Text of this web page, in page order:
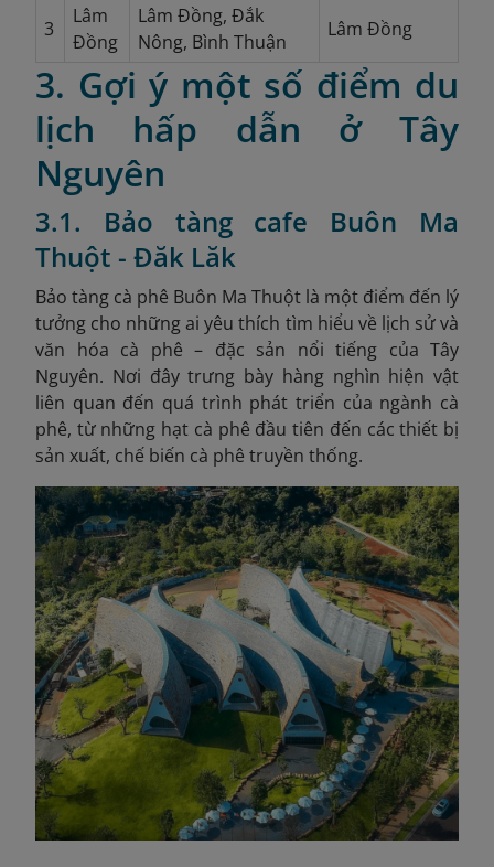
3
Lâm
Đồng
Lâm Đồng, Đắk
Nông, Bình Thuận
Lâm Đồng
3. Gợi ý một số điểm du
lịch hấp dẫn ở Tây
Nguyên
3.1. Bảo tàng cafe Buôn Ma
Thuột - Đăk Lăk
Bảo tàng cà phê Buôn Ma Thuột là một điểm đến lý
tưởng cho những ai yêu thích tìm hiểu về lịch sử và
văn hóa cà phê – đặc sản nổi tiếng của Tây
Nguyên. Nơi đây trưng bày hàng nghìn hiện vật
liên quan đến quá trình phát triển của ngành cà
phê, từ những hạt cà phê đầu tiên đến các thiết bị
sản xuất, chế biến cà phê truyền thống.